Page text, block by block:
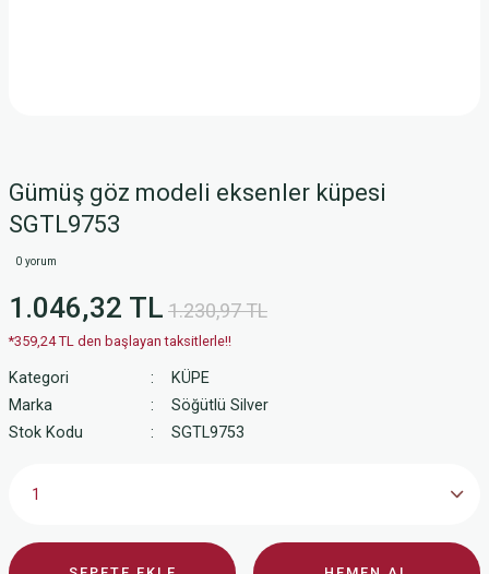
Gümüş göz modeli eksenler küpesi
SGTL9753
0 yorum
1.046,32 TL 1.230,97 TL
*359,24 TL den başlayan taksitlerle!!
Kategori
KÜPE
Marka
Söğütlü Silver
Stok Kodu
SGTL9753